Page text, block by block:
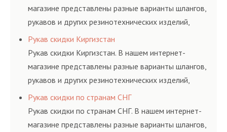
магазине представлены разные варианты шлангов,
рукавов и других резинотехнических изделий,
соответствующих ГОСТам, техническим условиям
и нормативам.
Рукав скидки Киргизстан
Рукав скидки Киргизстан. В нашем интернет-
магазине представлены разные варианты шлангов,
рукавов и других резинотехнических изделий,
соответствующих ГОСТам, техническим условиям
и нормативам.
Рукав скидки по странам СНГ
Рукав скидки по странам СНГ. В нашем интернет-
магазине представлены разные варианты шлангов,